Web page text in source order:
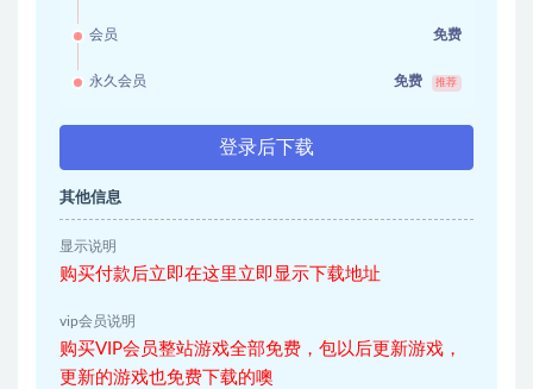
会员 免费
永久会员 免费 推荐
登录后下载
其他信息
显示说明
购买付款后立即在这里立即显示下载地址
vip会员说明
购买VIP会员整站游戏全部免费，包以后更新游戏，
更新的游戏也免费下载的噢